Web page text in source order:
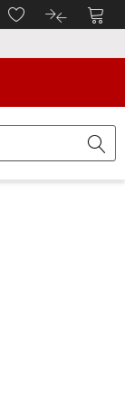
Til huskesedlen.
Til Til
-